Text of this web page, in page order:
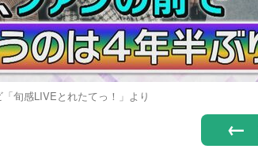
旬感LIVEとれたてっ！」より